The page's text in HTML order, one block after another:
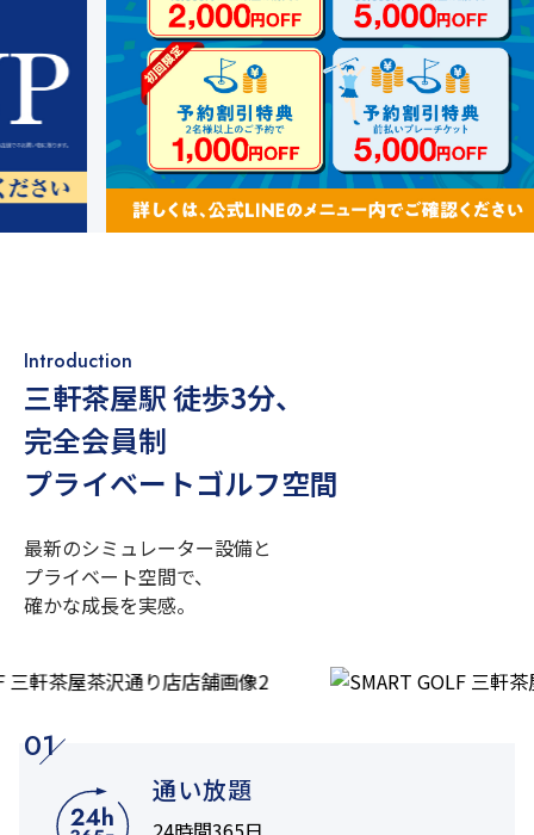
Introduction
三軒茶屋駅 徒歩3分、
完全会員制
プライベートゴルフ空間
最新のシミュレーター設備と
プライベート空間で、
確かな成長を実感。
01
通い放題